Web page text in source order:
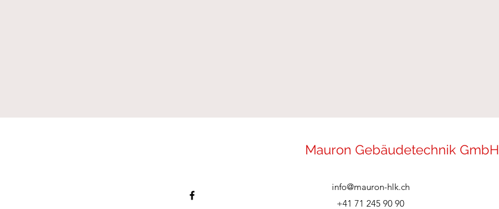
Mauron Gebäudetechnik GmbH
info@mauron-hlk.ch
+41 71 245 90 90